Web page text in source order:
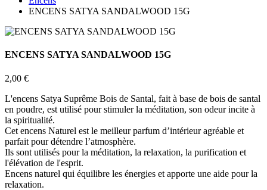
ENCENS SATYA SANDALWOOD 15G
ENCENS SATYA SANDALWOOD 15G
2,00 €
L'encens Satya Suprême Bois de Santal, fait à base de bois de santal
en poudre, est utilisé pour stimuler la méditation, son odeur incite à
la spiritualité.
Cet encens Naturel est le meilleur parfum d’intérieur agréable et
parfait pour détendre l’atmosphère.
Ils sont utilisés pour la méditation, la relaxation, la purification et
l'élévation de l'esprit.
Encens naturel qui équilibre les énergies et apporte une aide pour la
relaxation.